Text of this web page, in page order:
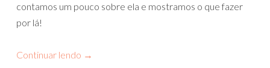
contamos um pouco sobre ela e mostramos o que fazer
por lá!
Continuar lendo →